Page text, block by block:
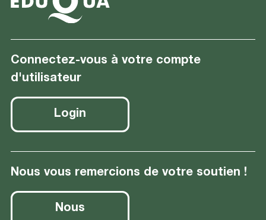
Connectez-vous à votre compte
d'utilisateur
Login
Nous vous remercions de votre soutien !
Nous